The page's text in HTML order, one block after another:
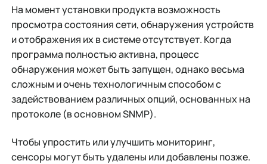
На момент установки продукта возможность
просмотра состояния сети, обнаружения устройств
и отображения их в системе отсутствует. Когда
программа полностью активна, процесс
обнаружения может быть запущен, однако весьма
сложным и очень технологичным способом с
задействованием различных опций, основанных на
протоколе (в основном SNMP).
Чтобы упростить или улучшить мониторинг,
сенсоры могут быть удалены или добавлены позже.